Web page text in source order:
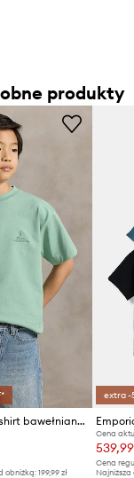
produkty
Polo Ralph Lauren t-shirt bawełniany dziecięcy
obniżką: 199,99 zł
extra -
Cena
539,99
Cena
Najniższa